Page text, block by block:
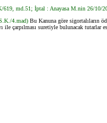
619, md.51; İptal : Anayasa M.nin 26/10/
4.mad) Bu Kanuna göre sigortalıların
ile çarpılması suretiyle bulunacak tutarlar